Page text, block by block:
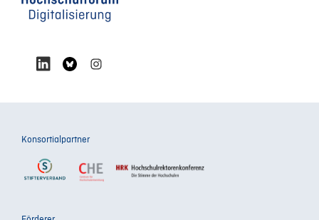
Konsortialpartner